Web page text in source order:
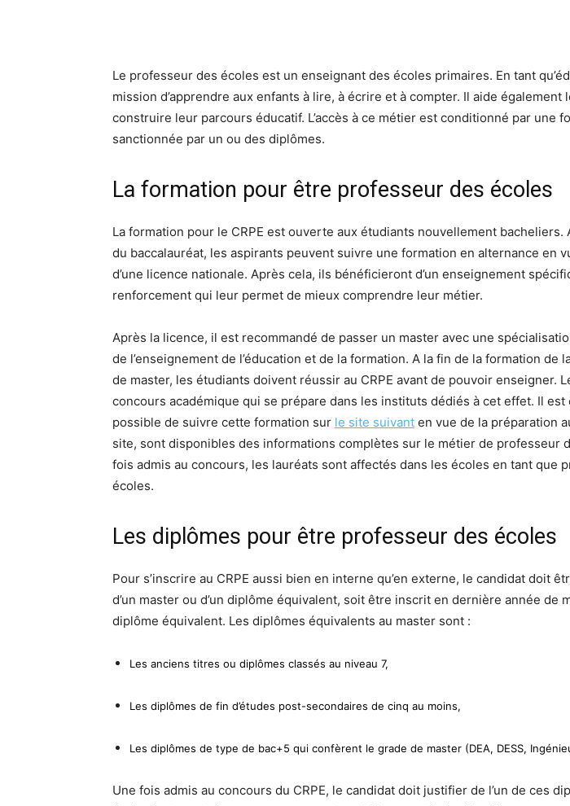
Le professeur des écoles est un enseignant des écoles primaires. En tant
mission d’apprendre aux enfants à lire, à écrire et à compter. Il aide également
construire leur parcours éducatif. L’accès à ce métier est conditionné par une
sanctionnée par un ou des diplômes.
La formation pour être professeur des écoles
La formation pour le CRPE est ouverte aux étudiants nouvellement bacheliers.
du baccalauréat, les aspirants peuvent suivre une formation en alternance en
d’une licence nationale. Après cela, ils bénéficieront d’un enseignement
renforcement qui leur permet de mieux comprendre leur métier.
Après la licence, il est recommandé de passer un master avec une
de l’enseignement de l’éducation et de la formation. A la fin de la formation de
de master, les étudiants doivent réussir au CRPE avant de pouvoir enseigner.
concours académique qui se prépare dans les instituts dédiés à cet effet. Il est
possible de suivre cette formation sur le site suivant en vue de la préparation
site, sont disponibles des informations complètes sur le métier de professeur
fois admis au concours, les lauréats sont affectés dans les écoles en tant que
écoles.
Les diplômes pour être professeur des écoles
Pour s’inscrire au CRPE aussi bien en interne qu’en externe, le candidat doit
d’un master ou d’un diplôme équivalent, soit être inscrit en dernière année de
diplôme équivalent. Les diplômes équivalents au master sont :
Les anciens titres ou diplômes classés au niveau 7,
Les diplômes de fin d’études post-secondaires de cinq au moins,
Les diplômes de type de bac+5 qui confèrent le grade de master (DEA, DESS,
Une fois admis au concours du CRPE, le candidat doit justifier de l’un de ces